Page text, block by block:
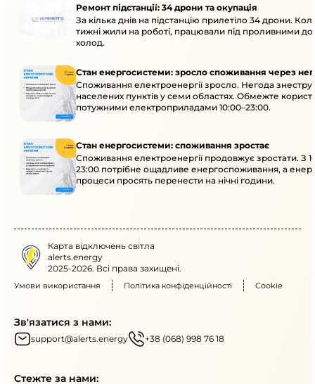
Ремонт підстанції: 34 дрони та окупація
За кілька днів на підстанцію прилетіло 34 дрони.
тижні жили на роботі, працювали під проливними
холод.
Стан енергосистеми: зросло споживання через
Споживання електроенергії зросло. Негода
населених пунктів у семи областях. Обмежте
потужними електроприладами 10:00–23:00.
Стан енергосистеми: споживання зростає
Споживання електроенергії продовжує зростати. З
23:00 потрібне ощадливе енергоспоживання, а
процеси просять перенести на нічні години.
Карта відключень світла
alerts.energy
2025-2026. Всі права захищені.
Умови використання Політика конфіденційності Cookie
Зв'язатися з нами:
support@alerts.energy +38 (068) 998 76 18
Стежте за нами: